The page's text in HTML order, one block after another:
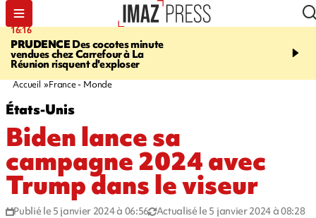
16:16
PRUDENCEDes cocotes minute
vendues chez Carrefour à La
Réunion risquent d'exploser
20:06
l'Asie, mort d'une
Accueil France - Monde
États-Unis
Biden lance sa
campagne 2024 avec
Trump dans le viseur
Publié le 5 janvier 2024 à 06:56 Actualisé le 5 janvier 2024 à 08:28